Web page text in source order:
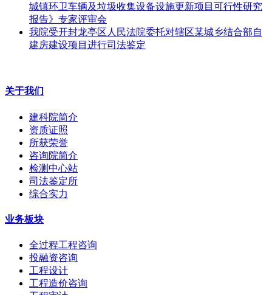
城镇环卫车辆及垃圾收集设备设施更新项目可行性研究
报告》专家评审会
我院受开封龙亭区人民法院委托对辖区某城乡结合部自
建房建设项目进行司法鉴定
关于我们
建科院简介
资质证照
所获荣誉
咨询院简介
检测中心站
司法鉴定所
综合实力
业务板块
全过程工程咨询
投融资咨询
工程设计
工程造价咨询